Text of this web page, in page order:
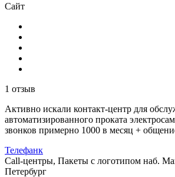
Сайт
1 отзыв
Активно искали контакт-центр для
автоматизированного проката
звонков примерно 1000 в месяц +
Телефанк
Call-центры, Пакеты с логотипом наб.
Петербург